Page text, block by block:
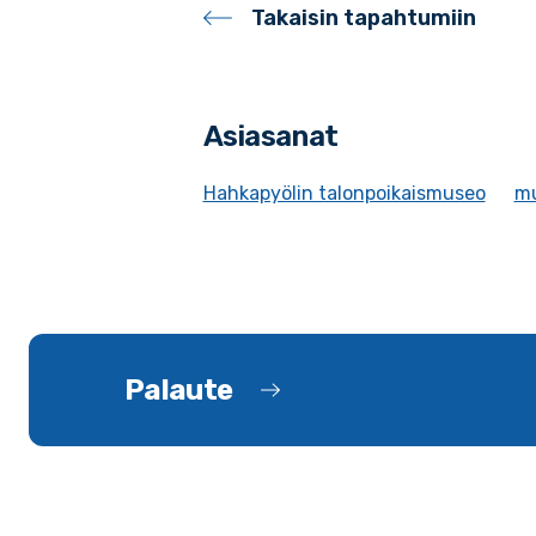
Takaisin tapahtumiin
Asiasanat
Hahkapyölin talonpoikaismuseo
Palaute